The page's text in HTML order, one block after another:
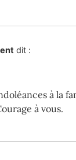
dit :
à la
à vous.